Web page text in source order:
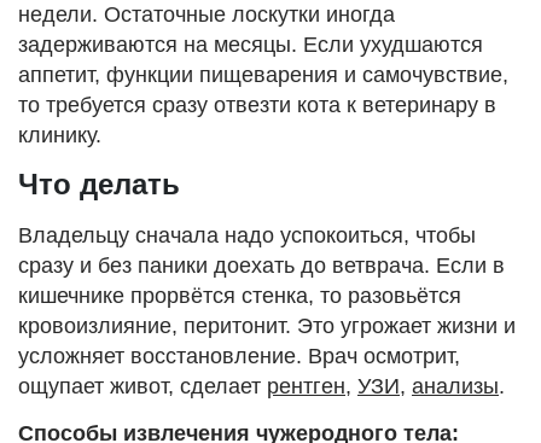
недели. Остаточные лоскутки иногда
задерживаются на месяцы. Если ухудшаются
аппетит, функции пищеварения и самочувствие,
то требуется сразу отвезти кота к ветеринару в
клинику.
Что делать
Владельцу сначала надо успокоиться, чтобы
сразу и без паники доехать до ветврача. Если в
кишечнике прорвётся стенка, то разовьётся
кровоизлияние, перитонит. Это угрожает жизни и
усложняет восстановление. Врач осмотрит,
ощупает живот, сделает рентген, УЗИ, анализы.
Способы извлечения чужеродного тела: